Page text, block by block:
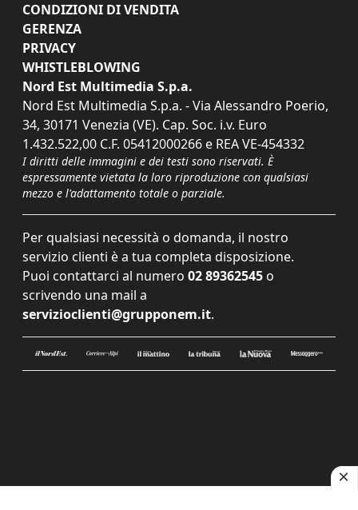
CONDIZIONI DI VENDITA
GERENZA
PRIVACY
WHISTLEBLOWING
Nord Est Multimedia S.p.a.
Nord Est Multimedia S.p.a. - Via Alessandro Poerio,
34, 30171 Venezia (VE). Cap. Soc. i.v. Euro
1.432.522,00 C.F. 05412000266 e REA VE-454332
I diritti delle immagini e dei testi sono riservati. È
espressamente vietata la loro riproduzione con qualsiasi
mezzo e l'adattamento totale o parziale.
Per qualsiasi necessità o domanda, il nostro
servizio clienti è a tua completa disposizione.
Puoi contattarci al numero 02 89362545 o
scrivendo una mail a
servizioclienti@grupponem.it.